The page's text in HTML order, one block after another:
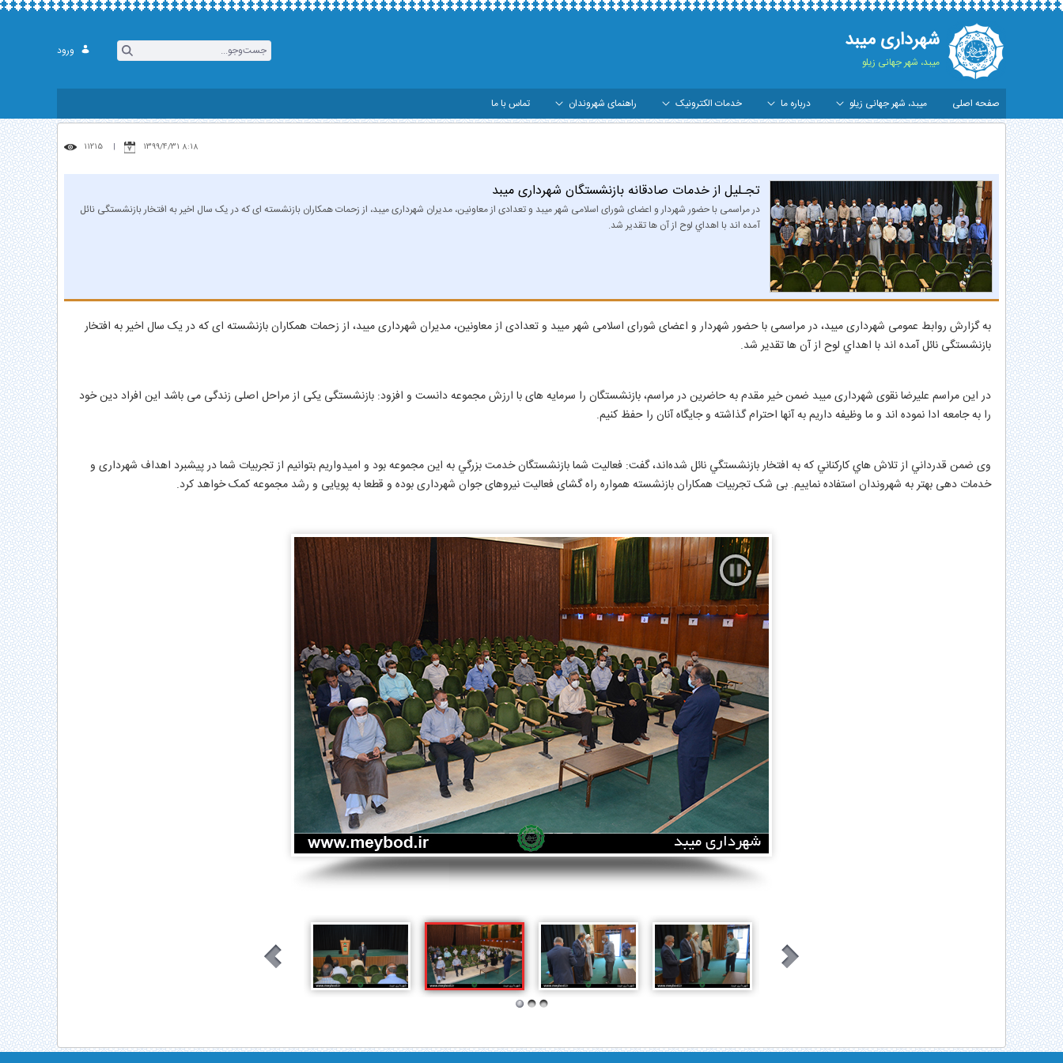
شهرداری میبد
میبد، شهر جهانی زیلو
ورود
صفحه اصلی میبد، شهر جهانی زیلو درباره ما خدمات الکترونیک راهنمای شهروندان تماس با ما
تجـلیل از خدمات صادقانه بازنشستگان شهرداری میبد - شهرداری میبد
8:18 1399/4/31
11215
تجـلیل از خدمات صادقانه بازنشستگان شهرداری میبد
در مراسمی با حضور شهردار و اعضای شورای اسلامی شهر میبد و تعدادی از معاونین، مدیران شهرداری میبد، از زحمات همكاران بازنشسته ای که در یک سال اخیر به افتخار بازنشستگی نائل
آمده اند با اهداي لوح از آن ها تقدير شد.
به گزارش روابط عمومی شهرداری میبد، در مراسمی با حضور شهردار و اعضای شورای اسلامی شهر میبد و تعدادی از معاونین، مدیران شهرداری میبد، از زحمات همكاران بازنشسته ای که در یک سال اخیر به افتخار
بازنشستگی نائل آمده اند با اهداي لوح از آن ها تقدير شد.
در این مراسم علیرضا نقوی شهرداری میبد ضمن خیر مقدم به حاضرین در مراسم، بازنشستگان را سرمایه های با ارزش مجموعه دانست و افزود: بازنشستگی یکی از مراحل اصلی زندگی می باشد این افراد دین خود
را به جامعه ادا نموده اند و ما وظیفه داریم به آنها احترام گذاشته و جایگاه آنان را حفظ کنیم.
وی ضمن قدرداني از تلاش هاي كاركناني كه به افتخار بازنشستگي نائل شده‌اند، گفت: فعاليت شما بازنشستگان خدمت بزرگي به اين مجموعه بود و امیدواریم بتوانیم از تجربیات شما در پیشبرد اهداف شهرداری و
خدمات دهی بهتر به شهروندان استفاده نماییم. بی شک تجربیات همکاران بازنشسته همواره راه گشای فعالیت نیروهای جوان شهرداری بوده و قطعا به پویایی و رشد مجموعه کمک خواهد کرد.